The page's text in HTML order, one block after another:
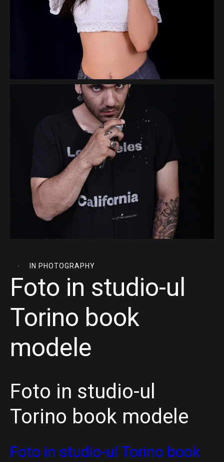
IN PHOTOGRAPHY
Foto in studio-ul
Torino book
modele
Foto in studio-ul
Torino book modele
Foto in studio-ul Torino book